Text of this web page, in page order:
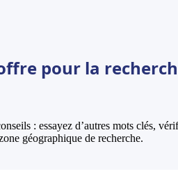
pour la
: essayez d’autres mots clés,
géographique de recherche.